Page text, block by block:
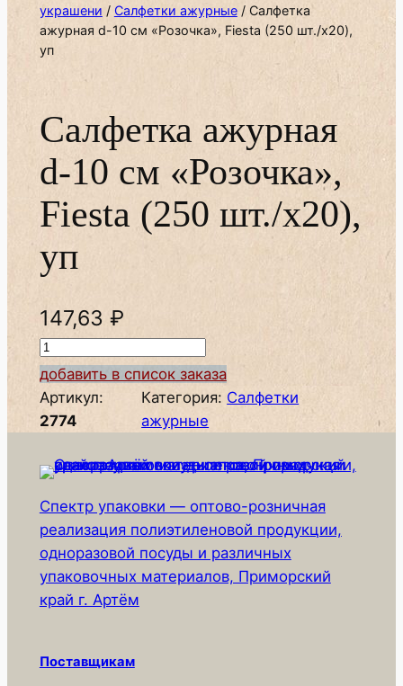
украшени / Салфетки ажурные/ Салфетка
ажурная d-10 см «Розочка», Fiesta (250 шт./х20),
уп
Салфетка ажурная
d-10 см «Розочка»,
Fiesta (250 шт./х20),
уп
147,63 ₽
К
о
л
и
е
т
в
о
т
о
р
добавить в список заказа
Артикул:
2774
Категория: Салфетки
ажурные
Спектр упаковки — оптово-розничная
реализация полиэтиленовой продукции,
одноразовой посуды и различных
упаковочных материалов, Приморский
край г. Артём
Поставщикам